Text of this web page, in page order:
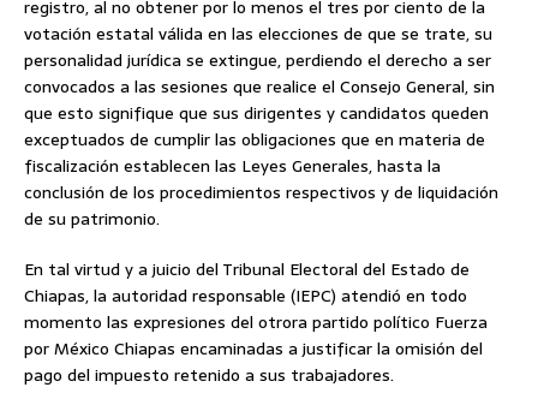
registro, al no obtener por lo menos el tres por ciento de la
votación estatal válida en las elecciones de que se trate, su
personalidad jurídica se extingue, perdiendo el derecho a ser
convocados a las sesiones que realice el Consejo General, sin
que esto signifique que sus dirigentes y candidatos queden
exceptuados de cumplir las obligaciones que en materia de
fiscalización establecen las Leyes Generales, hasta la
conclusión de los procedimientos respectivos y de liquidación
de su patrimonio.
En tal virtud y a juicio del Tribunal Electoral del Estado de
Chiapas, la autoridad responsable (IEPC) atendió en todo
momento las expresiones del otrora partido político Fuerza
por México Chiapas encaminadas a justificar la omisión del
pago del impuesto retenido a sus trabajadores.